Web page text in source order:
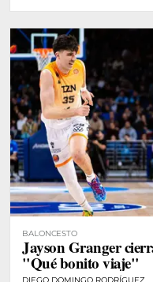
BALONCESTO
Jayson Granger
"Qué bonito viaje"
DIEGO DOMINGO RODRÍGUEZ